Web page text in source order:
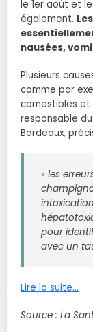
le 1er août et
également.
nausées,
Plusieurs
comme par
comestibles et
responsable
Bordeaux,
« les
pour
avec un
Lire la suite…
Source : La